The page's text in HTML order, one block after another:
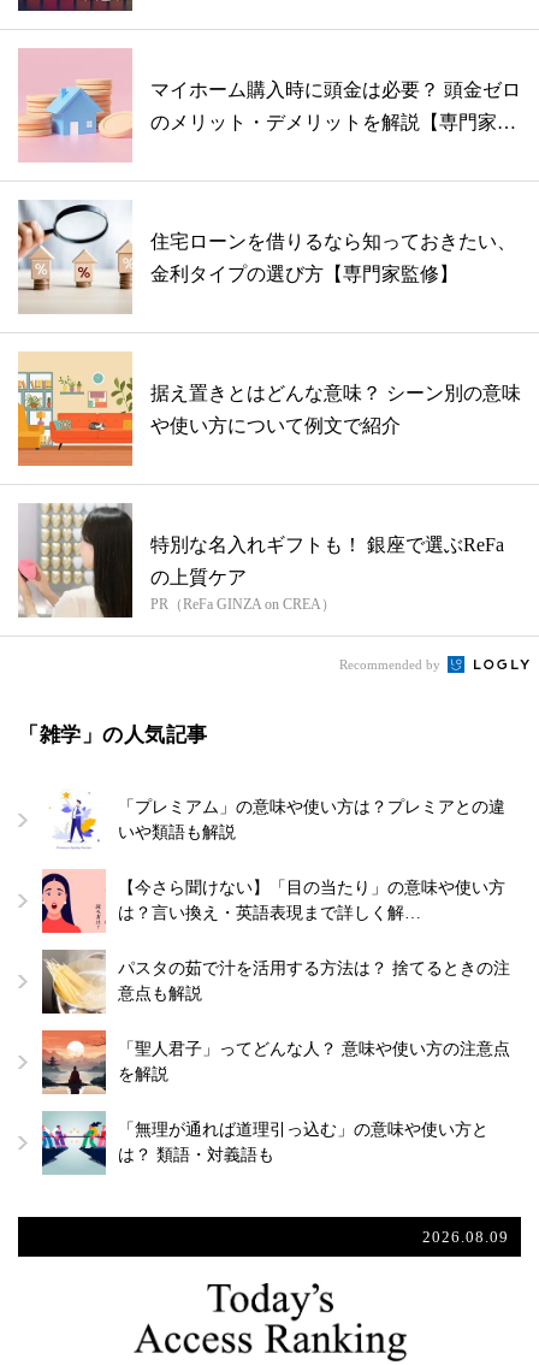
マイホーム購入時に頭金は必要？ 頭金ゼロ
のメリット・デメリットを解説【専門家監
住宅ローンを借りるなら知っておきたい、
金利タイプの選び方【専門家監修】
据え置きとはどんな意味？ シーン別の意味
や使い方について例文で紹介
特別な名入れギフトも！ 銀座で選ぶReFa
の上質ケア
PR（ReFa GINZA on CREA）
Recommended by
「雑学」の人気記事
「プレミアム」の意味や使い方は？プレミアとの違
いや類語も解説
【今さら聞けない】「目の当たり」の意味や使い方
は？言い換え・英語表現まで詳しく解…
パスタの茹で汁を活用する方法は？ 捨てるときの注
意点も解説
「聖人君子」ってどんな人？ 意味や使い方の注意点
を解説
「無理が通れば道理引っ込む」の意味や使い方と
は？ 類語・対義語も
2026.08.09